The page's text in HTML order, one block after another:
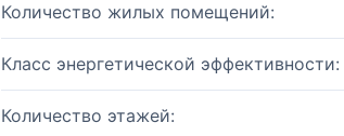
Количество жилых помещений:
Класс энергетической эффективности:
Количество этажей: